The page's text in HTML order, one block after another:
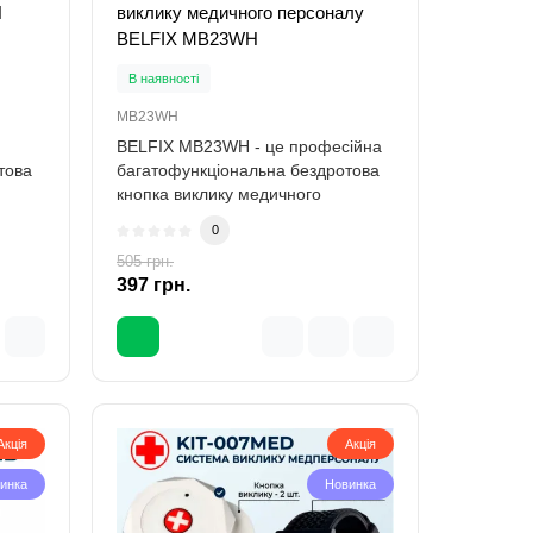
кг,
виклику медичного персоналу
BELFIX MB23WH
В наявності
MB23WH
BELFIX MB23WH - це професійна
багатофункціональна бездротова
кнопка виклику медичного
0
505 грн.
397 грн.
Акція
Новинка